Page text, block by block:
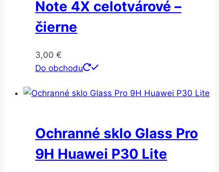
Note 4X celotvárové –
čierne
3,00 €
Do obchodu
Ochranné sklo Glass Pro
9H Huawei P30 Lite